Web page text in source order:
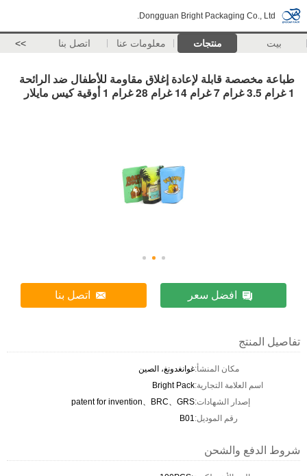
Dongguan Bright Packaging Co., Ltd.
بيت منتجات معلومات عنا اتصل بنا >>
طباعة مخصصة قابلة لإعادة إغلاق مقاومة للأطفال ضد الرائحة
1 غرام 3.5 غرام 7 غرام 14 غرام 28 غرام 1 أوقية كيس مايلار
افضل سعر اتصل بنا
تفاصيل المنتج
مكان المنشأ:غوانغدونغ، الصين
اسم العلامة التجارية:Bright Pack
إصدار الشهادات:patent for invention、BRC、GRS
رقم الموديل:B01
شروط الدفع والشحن